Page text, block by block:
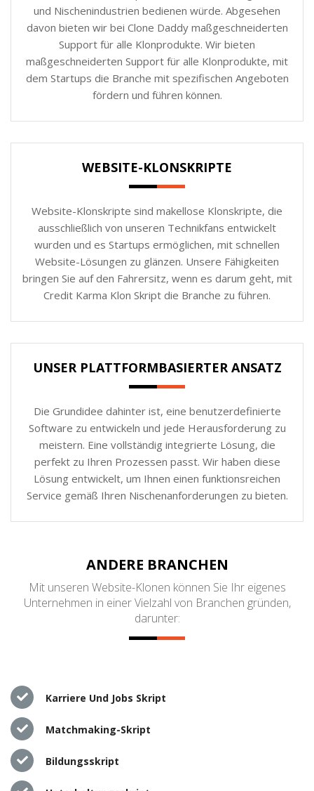
und Nischenindustrien bedienen würde. Abgesehen
davon bieten wir bei Clone Daddy maßgeschneiderten
Support für alle Klonprodukte. Wir bieten
maßgeschneiderten Support für alle Klonprodukte, mit
dem Startups die Branche mit spezifischen Angeboten
fördern und führen können.
WEBSITE-KLONSKRIPTE
Website-Klonskripte sind makellose Klonskripte, die
ausschließlich von unseren Technikfans entwickelt
wurden und es Startups ermöglichen, mit schnellen
Website-Lösungen zu glänzen. Unsere Fähigkeiten
bringen Sie auf den Fahrersitz, wenn es darum geht, mit
Credit Karma Klon Skript die Branche zu führen.
UNSER PLATTFORMBASIERTER ANSATZ
Die Grundidee dahinter ist, eine benutzerdefinierte
Software zu entwickeln und jede Herausforderung zu
meistern. Eine vollständig integrierte Lösung, die
perfekt zu Ihren Prozessen passt. Wir haben diese
Lösung entwickelt, um Ihnen einen funktionsreichen
Service gemäß Ihren Nischenanforderungen zu bieten.
ANDERE BRANCHEN
Mit unseren Website-Klonen können Sie Ihr eigenes
Unternehmen in einer Vielzahl von Branchen gründen,
darunter:
Karriere Und Jobs Skript
Matchmaking-Skript
Bildungsskript